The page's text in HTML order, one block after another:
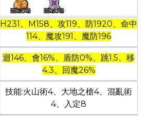
H231、M158、攻119、防1920、命中
114、魔攻191、魔防196
迴146、會16%、盾防0%、跳1.5、移
4.3、回魔26%
技能:火山術4、大地之槍4、混亂術
4、入定8